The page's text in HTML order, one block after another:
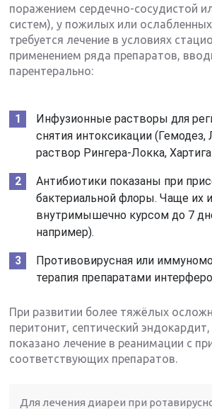
поражением сердечно-сосудистой
систем), у пожилых или
требуется лечение в условиях
применением ряда препаратов,
парентерально:
Инфузионные растворы для
снятия интоксикации (Гемодез,
раствор Рингера-Локка,
Антибиотики показаны при
бактериальной флоры. Чаще их
внутримышечно курсом до 7
например).
Противовирусная или
терапия препаратами
При развитии более тяжёлых
перитонит, септический
показано лечение в реанимации с
соответствующих препаратов.
Для лечения диареи при